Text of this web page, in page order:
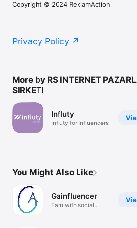
Copyright © 2024 ReklamAction
Privacy Policy
More by RS INTERNET
SIRKETI
Influty
Influty for Influencers
You Might Also Like
Gainfluencer
Earn with social